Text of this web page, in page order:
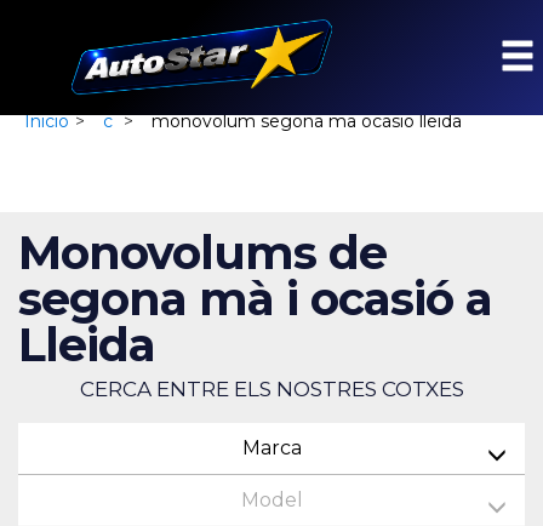
Inicio > c > monovolum segona ma ocasio lleida
Monovolums de
segona mà i ocasió a
Lleida
CERCA ENTRE ELS NOSTRES COTXES
Marca
Model